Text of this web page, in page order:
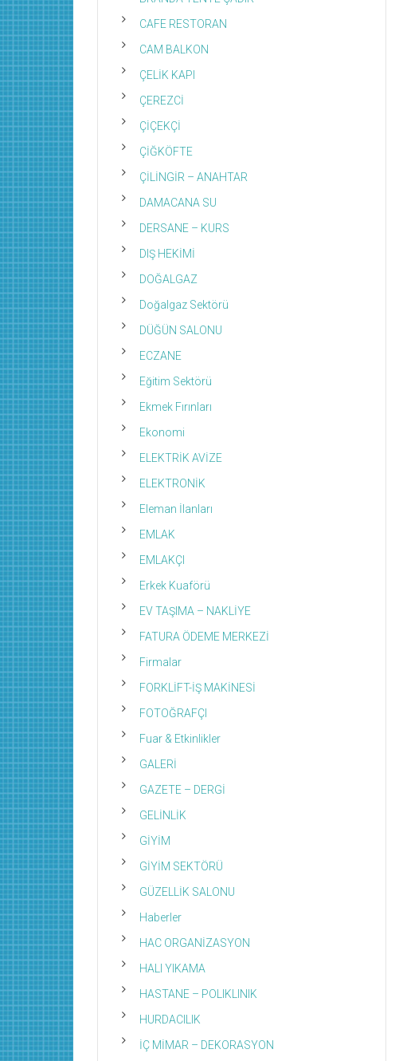
CAFE RESTORAN
CAM BALKON
ÇELİK KAPI
ÇEREZCİ
ÇİÇEKÇİ
ÇİĞKÖFTE
ÇİLİNGİR – ANAHTAR
DAMACANA SU
DERSANE – KURS
DIŞ HEKİMİ
DOĞALGAZ
Doğalgaz Sektörü
DÜĞÜN SALONU
ECZANE
Eğitim Sektörü
Ekmek Fırınları
Ekonomi
ELEKTRİK AVİZE
ELEKTRONİK
Eleman İlanları
EMLAK
EMLAKÇI
Erkek Kuaförü
EV TAŞIMA – NAKLİYE
FATURA ÖDEME MERKEZİ
Firmalar
FORKLİFT-İŞ MAKİNESİ
FOTOĞRAFÇI
Fuar & Etkinlikler
GALERİ
GAZETE – DERGİ
GELİNLİK
GİYİM
GİYİM SEKTÖRÜ
GÜZELLİK SALONU
Haberler
HAC ORGANİZASYON
HALI YIKAMA
HASTANE – POLIKLINIK
HURDACILIK
İÇ MİMAR – DEKORASYON